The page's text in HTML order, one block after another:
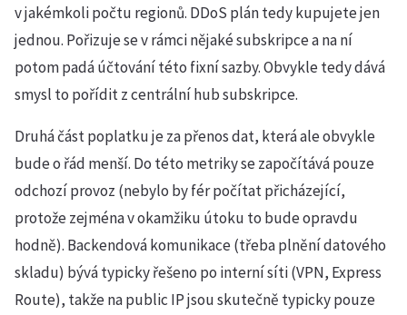
v jakémkoli počtu regionů. DDoS plán tedy kupujete jen
jednou. Pořizuje se v rámci nějaké subskripce a na ní
potom padá účtování této fixní sazby. Obvykle tedy dává
smysl to pořídit z centrální hub subskripce.
Druhá část poplatku je za přenos dat, která ale obvykle
bude o řád menší. Do této metriky se započítává pouze
odchozí provoz (nebylo by fér počítat přicházející,
protože zejména v okamžiku útoku to bude opravdu
hodně). Backendová komunikace (třeba plnění datového
skladu) bývá typicky řešeno po interní síti (VPN, Express
Route), takže na public IP jsou skutečně typicky pouze